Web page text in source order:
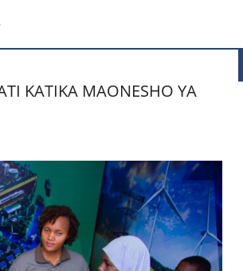
KATIKA MAONESHO YA